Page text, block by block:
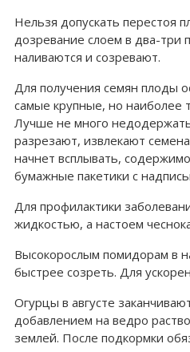
Нельзя допускать перестоя
дозревание слоем в два-три
наливаются и созревают.
Для получения семян плоды
самые крупные, но наиболее
Лучше не много
разрезают, извлекают
начнет всплывать,
бумажные пакетики с
Для профилактики
жидкостью, а настоем
Высокорослым помидорам в
быстрее созреть. Для
Огурцы в августе
добавлением на ведро
землей. После подкормки